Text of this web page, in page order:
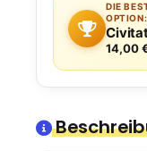
DIE
OPTION:
14,00